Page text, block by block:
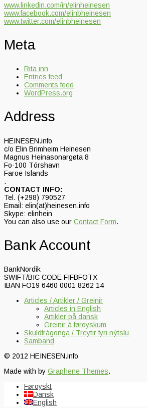
www.linkedin.com/in/elinheinesen
www.facebook.com/elinbheinesen
www.twitter.com/elinbheinesen
Meta
Rita inn
Entries feed
Comments feed
WordPress.org
Address
HEINESEN.info
c/o Elin Brimheim Heinesen
Magnus Heinasonargøta 8
Fo-100 Tórshavn
Faroe Islands
.
CONTACT INFO:
Tel. (+298) 790527
Email: elin(at)heinesen.info
Skype: elinhein
You can also use our Contact Form.
Bank Account
BankNordik
SWIFT/BIC CODE FIFBFOTX
IBAN FO19 6460 0001 8262 14
Articles / Artikler / Greinir
Articles in English
Artikler på dansk
Greinir á føroyskum
Skuldfrágonga / Treytir fyri nýtslu
Samband
© 2012 HEINESEN.info
Made with by Graphene Themes.
Føroyskt
Dansk
English